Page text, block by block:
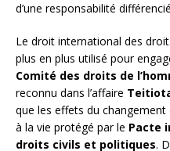
d’une responsabilité
Le droit international des
plus en plus utilisé pour
Comité des droits de
reconnu dans l’affaire
que les effets du
à la vie protégé par le Pacte
droits civils et politiques.